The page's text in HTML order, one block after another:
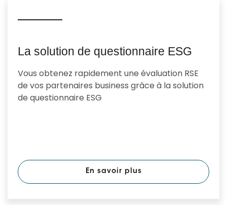
La solution de questionnaire ESG
Vous obtenez rapidement une évaluation RSE
de vos partenaires business grâce à la solution
de questionnaire ESG
En savoir plus